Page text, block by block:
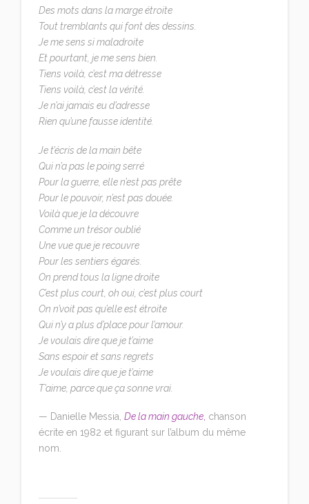
Des mots dans la marge étroite
Tout tremblants qui font des dessins.
Je me sens si maladroite
Et pourtant, je me sens bien.
Tiens voilà, c’est ma détresse
Tiens voilà, c’est la vérité.
Je n’ai jamais eu d’adresse
Rien qu’une fausse identité.
Je t’écris de la main bête
Qui n’a pas le poing serré
Pour la guerre, elle n’est pas prête
Pour le pouvoir, n’est pas douée.
Voilà que je la découvre
Comme un trésor oublié
Une vue que je recouvre
Pour les sentiers égarés.
On prend tous la ligne droite
C’est plus court, oh oui, c’est plus court
On n’voit pas qu’elle est étroite
Qui n’y a plus d’place pour l’amour.
Je voulais dire que je t’aime
Sans espoir et sans regrets
Je voulais dire que je t’aime
T’aime, parce que ça sonne vrai.
— Danielle Messia,De la main gauche chanson
écrite en 1982 et figurant sur l’album du même
nom.